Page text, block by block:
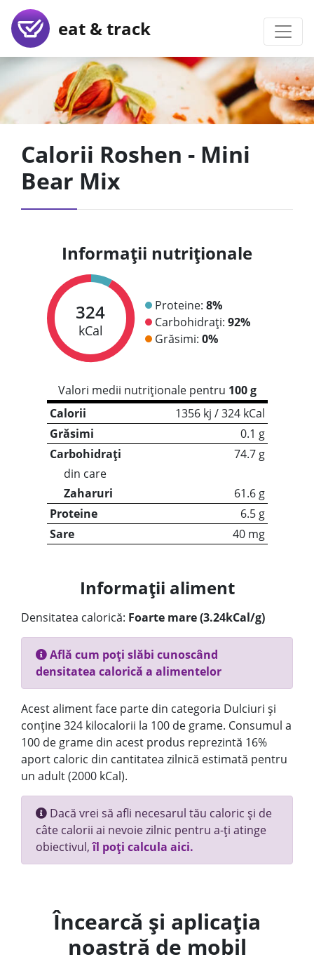
eat & track
Calorii Roshen - Mini
Bear Mix
Informații nutriționale
324
kCal
Proteine: 8%
Carbohidrați: 92%
Grăsimi: 0%
Valori medii nutriționale pentru 100 g
Calorii
1356 kj / 324 kCal
Grăsimi
0.1 g
Carbohidrați
74.7 g
din care
Zaharuri
61.6 g
Proteine
6.5 g
Sare
40 mg
Informații aliment
Densitatea calorică: Foarte mare (3.24kCal/g)
Află cum poți slăbi cunoscând
densitatea calorică a alimentelor
Acest aliment face parte din categoria Dulciuri și
conține 324 kilocalorii la 100 de grame. Consumul a
100 de grame din acest produs reprezintă 16%
aport caloric din cantitatea zilnică estimată pentru
un adult (2000 kCal).
Dacă vrei să afli necesarul tău caloric și de
câte calorii ai nevoie zilnic pentru a-ți atinge
obiectivul,îl poți calcula aici.
Încearcă și aplicația
noastră de mobil